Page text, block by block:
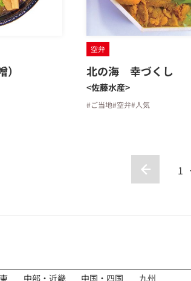
空弁
北の海 幸づくし
<佐藤水産>
#ご当地#空弁#人気
1
中部・近畿 中国・四国 九州